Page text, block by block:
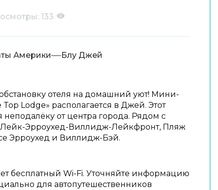
133
Америки Блу Джей
отеля на домашний уют! Мини-
Lodge» располагается в Джей. Этот
неподалёку от центра города. Рядом с
Эрроухед-Виллидж-Лейкфронт, Пляж
Эрроухед и Виллидж-Бэй.
бесплатный Wi-Fi. Уточняйте информацию
для автопутешественников